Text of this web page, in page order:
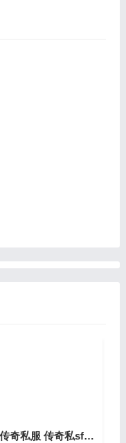
1.76传奇私服 传奇私sf平台发布网